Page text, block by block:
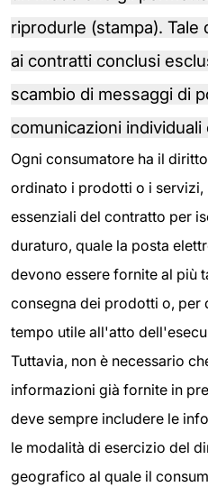
riprodurle (stampa). Tale
ai contratti conclusi
scambio di messaggi di
comunicazioni individuali
Ogni consumatore ha il
ordinato i prodotti o i
essenziali del contratto per
duraturo, quale la posta
devono essere fornite al più
consegna dei prodotti o, per
tempo utile all'atto
Tuttavia, non è necessario
informazioni già fornite in
deve sempre includere le
le modalità di esercizio del
geografico al quale il